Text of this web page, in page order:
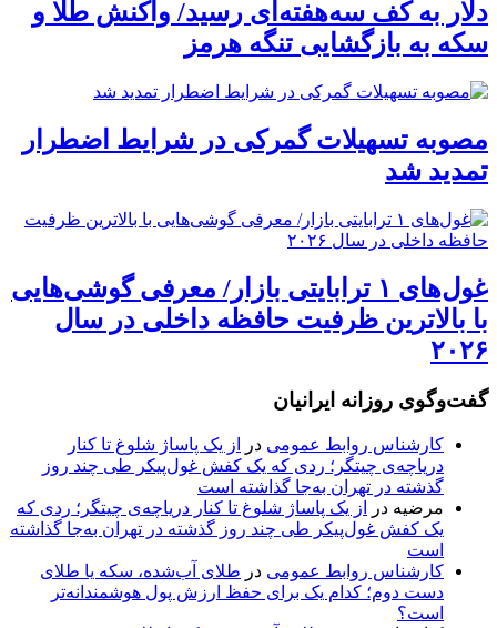
دلار به کف سه‌هفته‌ای رسید/ واکنش طلا و
سکه به بازگشایی تنگه هرمز
مصوبه تسهیلات گمرکی در شرایط اضطرار
تمدید شد
غول‌های ۱ ترابایتی بازار/ معرفی گوشی‌هایی
با بالاترین ظرفیت حافظه داخلی در سال
۲۰۲۶
گفت‌وگوی روزانه ایرانیان
کارشناس روابط عمومی در
از یک پاساژ شلوغ تا کنار
دریاچه‌ی چیتگر؛ ردی که یک کفش غول‌پیکر طی چند روز
گذشته در تهران به‌جا گذاشته است
مرضیه در
از یک پاساژ شلوغ تا کنار دریاچه‌ی چیتگر؛ ردی که
یک کفش غول‌پیکر طی چند روز گذشته در تهران به‌جا گذاشته
است
کارشناس روابط عمومی در طلای آب‌شده، سکه یا طلای
دست دوم؛ کدام یک برای حفظ ارزش پول هوشمندانه‌تر
است؟